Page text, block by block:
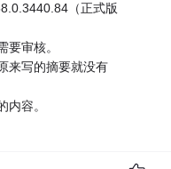
（正式版
要审核。
来写的摘要就没有
内容。